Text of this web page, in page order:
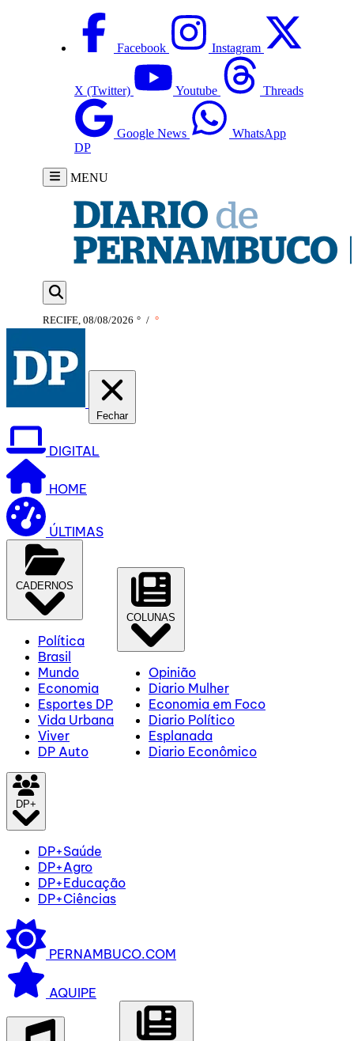
Facebook Instagram
X (Twitter) Youtube Threads
Google News
WhatsApp
DP
MENU
RECIFE, 08/08/2026 ° / °
Fechar
DIGITAL
HOME
ÚLTIMAS
CADERNOS
Política
Brasil
Mundo
Economia
Esportes DP
Vida Urbana
Viver
DP Auto
COLUNAS
Opinião
Diario Mulher
Economia em Foco
Diario Político
Esplanada
Diario Econômico
DP+
DP+Saúde
DP+Agro
DP+Educação
DP+Ciências
PERNAMBUCO.COM
AQUIPE